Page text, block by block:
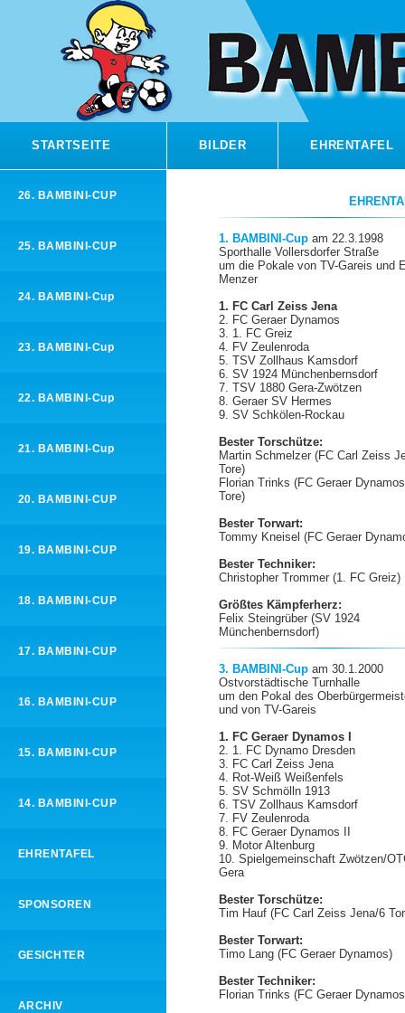
STARTSEITE BILDER EHRENTAFEL
26. BAMBINI-CUP
25. BAMBINI-CUP
24. BAMBINI-Cup
23. BAMBINI-Cup
22. BAMBINI-Cup
21. BAMBINI-Cup
20. BAMBINI-CUP
19. BAMBINI-CUP
18. BAMBINI-CUP
17. BAMBINI-CUP
16. BAMBINI-CUP
15. BAMBINI-CUP
14. BAMBINI-CUP
EHRENTAFEL
SPONSOREN
GESICHTER
ARCHIV
1. BAMBINI-Cupam 22.3.1998
Sporthalle Vollersdorfer Straße
um die Pokale von TV-Gareis und
Menzer
1. FC Carl Zeiss Jena
2. FC Geraer Dynamos
3. 1. FC Greiz
4. FV Zeulenroda
5. TSV Zollhaus Kamsdorf
6. SV 1924 Münchenbernsdorf
7. TSV 1880 Gera-Zwötzen
8. Geraer SV Hermes
9. SV Schkölen-Rockau
Bester Torschütze:
Martin Schmelzer(FC Carl Zeiss
Tore)
Florian Trinks(FC Geraer
Tore)
Bester Torwart:
Tommy Kneisel(FC Geraer
Bester Techniker:
Christopher Trommer(1. FC Greiz)
Größtes Kämpferherz:
Felix Steingrüber(SV 1924
Münchenbernsdorf)
3. BAMBINI-Cupam 30.1.2000
Ostvorstädtische Turnhalle
um den Pokal des
und von TV-Gareis
1. FC Geraer Dynamos I
2. 1. FC Dynamo Dresden
3. FC Carl Zeiss Jena
4. Rot-Weiß Weißenfels
5. SV Schmölln 1913
6. TSV Zollhaus Kamsdorf
7. FV Zeulenroda
8. FC Geraer Dynamos II
9. Motor Altenburg
10. Spielgemeinschaft Zwötzen/
Gera
Bester Torschütze:
Tim Hauf(FC Carl Zeiss Jena/6
Bester Torwart:
Timo Lang (FC Geraer Dynamos)
Bester Techniker:
Florian Trinks(FC Geraer